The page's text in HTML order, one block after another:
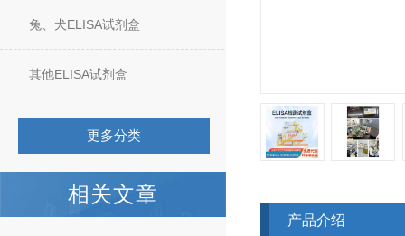
兔、犬ELISA试剂盒
其他ELISA试剂盒
更多分类
相关文章
产品介绍